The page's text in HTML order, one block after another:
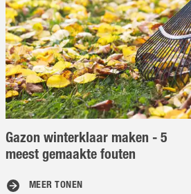
Gazon winterklaar maken - 5
meest gemaakte fouten
MEER TONEN